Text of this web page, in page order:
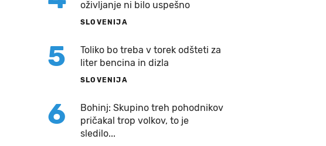
oživljanje ni bilo uspešno
SLOVENIJA
5
Toliko bo treba v torek odšteti za
liter bencina in dizla
SLOVENIJA
6
Bohinj: Skupino treh pohodnikov
pričakal trop volkov, to je
sledilo...